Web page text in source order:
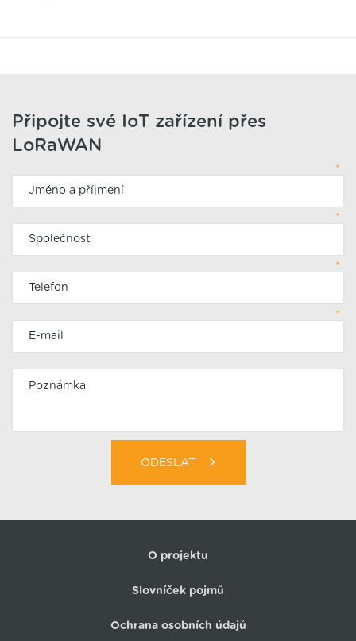
Připojte své IoT zařízení přes
LoRaWAN
*
*
*
*
ODESLAT
O projektu
Slovníček pojmů
Ochrana osobních údajů